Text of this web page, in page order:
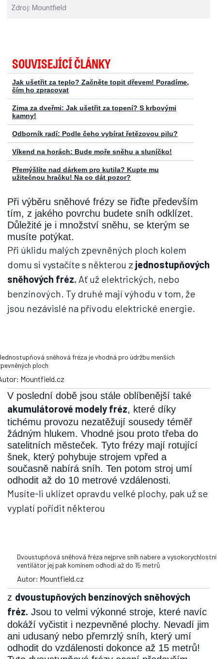
Zdroj: Mountfield
SOUVISEJÍCÍ ČLÁNKY
Jak ušetřit za teplo? Začněte topit dřevem! Poradíme,
čím ho zpracovat
Zima za dveřmi: Jak ušetřit za topení? S krbovými
kamny!
Odborník radí: Podle čeho vybírat řetězovou pilu?
Víkend na horách: Bude moře sněhu a sluníčko!
Přemýšlíte nad dárkem pro kutila? Kupte mu
užitečnou hračku! Na co dát pozor?
Při výběru sněhové frézy se řiďte především
tím, z jakého povrchu budete sníh odklízet.
Důležité je i množství sněhu, se kterým se
musíte potýkat.
Při úklidu malých zpevněných ploch kolem
domu si vystačíte s některou z jednostupňových
sněhových fréz. Ať už elektrických, nebo
benzínových. Ty druhé mají výhodu v tom, že
jsou nezávislé na přívodu elektrické energie.
sněhová fréza je vhodná pro údržbu menších
ploch
Mountfield.cz
V poslední době jsou stále oblíbenější také
akumulátorové modely fréz, které díky
tichému provozu nezatěžují sousedy téměř
žádným hlukem. Vhodné jsou proto třeba do
satelitních městeček. Tyto frézy mají rotující
šnek, který pohybuje strojem vpřed a
současně nabírá sníh. Ten potom stroj umí
odhodit až do 10 metrové vzdálenosti.
Musíte-li uklízet opravdu velké plochy, pak už se
vyplatí pořídit některou
Dvoustupňová sněhová fréza nejprve sníh nabere a vysokorychlostní
ventilátor jej pak komínem odhodí až do 15 metrů
Autor: Mountfield.cz
z dvoustupňových benzínových sněhových
fréz. Jsou to velmi výkonné stroje, které navíc
dokáží vyčistit i nezpevněné plochy. Nevadí jim
ani udusaný nebo přemrzlý sníh, který umí
odhodit do vzdálenosti dokonce až 15 metrů!